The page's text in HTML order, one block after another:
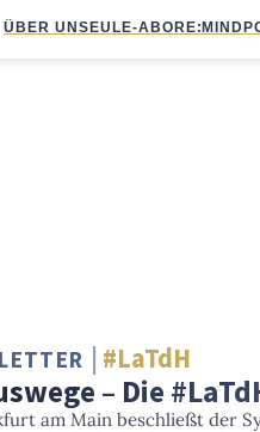
ÜBER UNS EULE-ABO RE:MIND
#LaTdH
– Die
am Main beschließt der